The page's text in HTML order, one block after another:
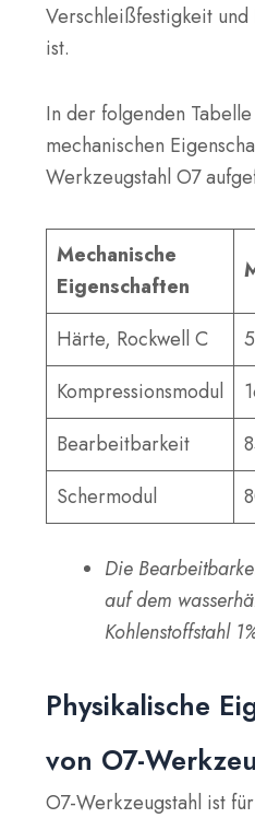
Verschleißfestigkeit
ist.
In der folgenden
mechanischen
Werkzeugstahl O7
Mechanische
Eigenschaften
Härte, Rockwell C
Kompressionsmodul
Bearbeitbarkeit
Schermodul
Die
auf dem
Kohlenstoffstahl
Physikalische
von O7-
O7-Werkzeugstahl ist